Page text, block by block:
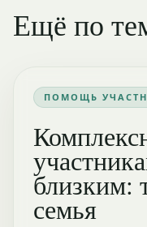
Ещё по
ПОМОЩЬ
близким:
семья